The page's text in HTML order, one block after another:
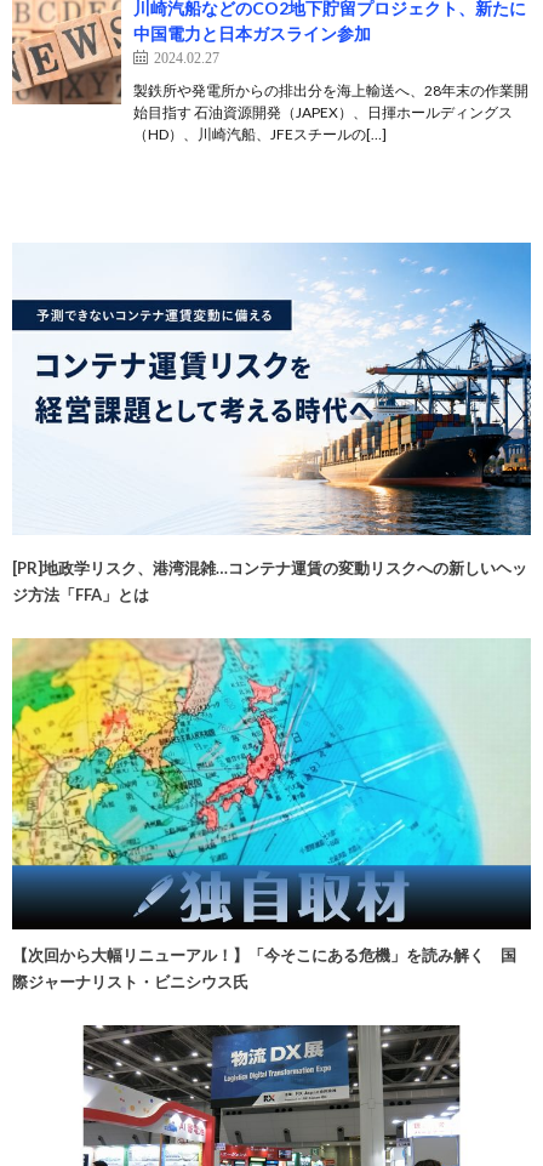
川崎汽船などのCO2地下貯留プロジェクト、新たに
中国電力と日本ガスライン参加
2024.02.27
製鉄所や発電所からの排出分を海上輸送へ、28年末の作業開
始目指す 石油資源開発（JAPEX）、日揮ホールディングス
（HD）、川崎汽船、JFEスチールの[…]
[PR]地政学リスク、港湾混雑…コンテナ運賃の変動リスクへの新しいヘッ
ジ方法「FFA」とは
【次回から大幅リニューアル！】「今そこにある危機」を読み解く 国
際ジャーナリスト・ビニシウス氏